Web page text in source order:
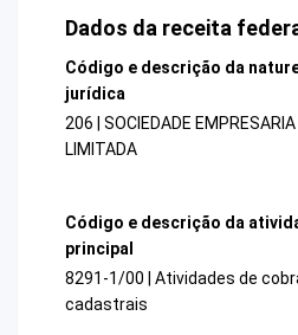
Dados da receita
Código e descrição da
jurídica
206 | SOCIEDADE EMPRESARIA
LIMITADA
Código e descrição da
principal
8291-1/00 | Atividades de
cadastrais